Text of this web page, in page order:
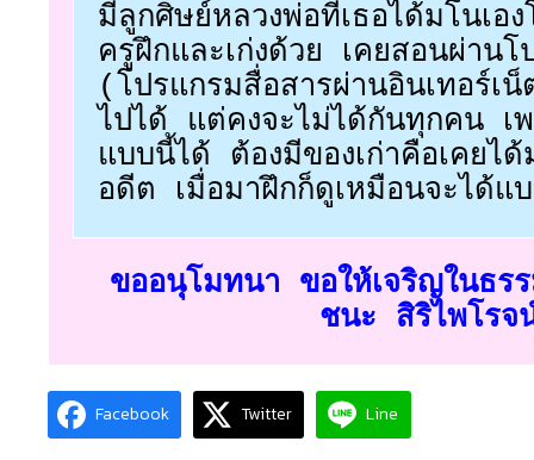
มีลูกศิษย์หลวงพ่อที่เธอได้มโนเอ
ครูฝึกและเก่งด้วย เคยสอนผ่าน
(โปรแกรมสื่อสารผ่านอินเทอร์เ
ไปได้ แต่คงจะไม่ได้กันทุกคน เ
แบบนี้ได้ ต้องมีของเก่าคือเคยไ
อดีต เมื่อมาฝึกก็ดูเหมือนจะได้แ
ขออนุโมทนา ขอให้เจริญในธร
ชนะ สิริไพโรจ
Facebook Twitter Line